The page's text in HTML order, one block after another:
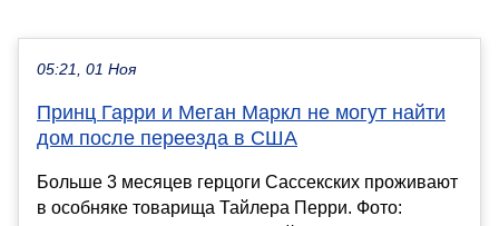
05:21, 01 Ноя
Принц Гарри и Меган Маркл не могут найти
дом после переезда в США
Больше 3 месяцев герцоги Сассекских проживают
в особняке товарища Тайлера Перри. Фото: